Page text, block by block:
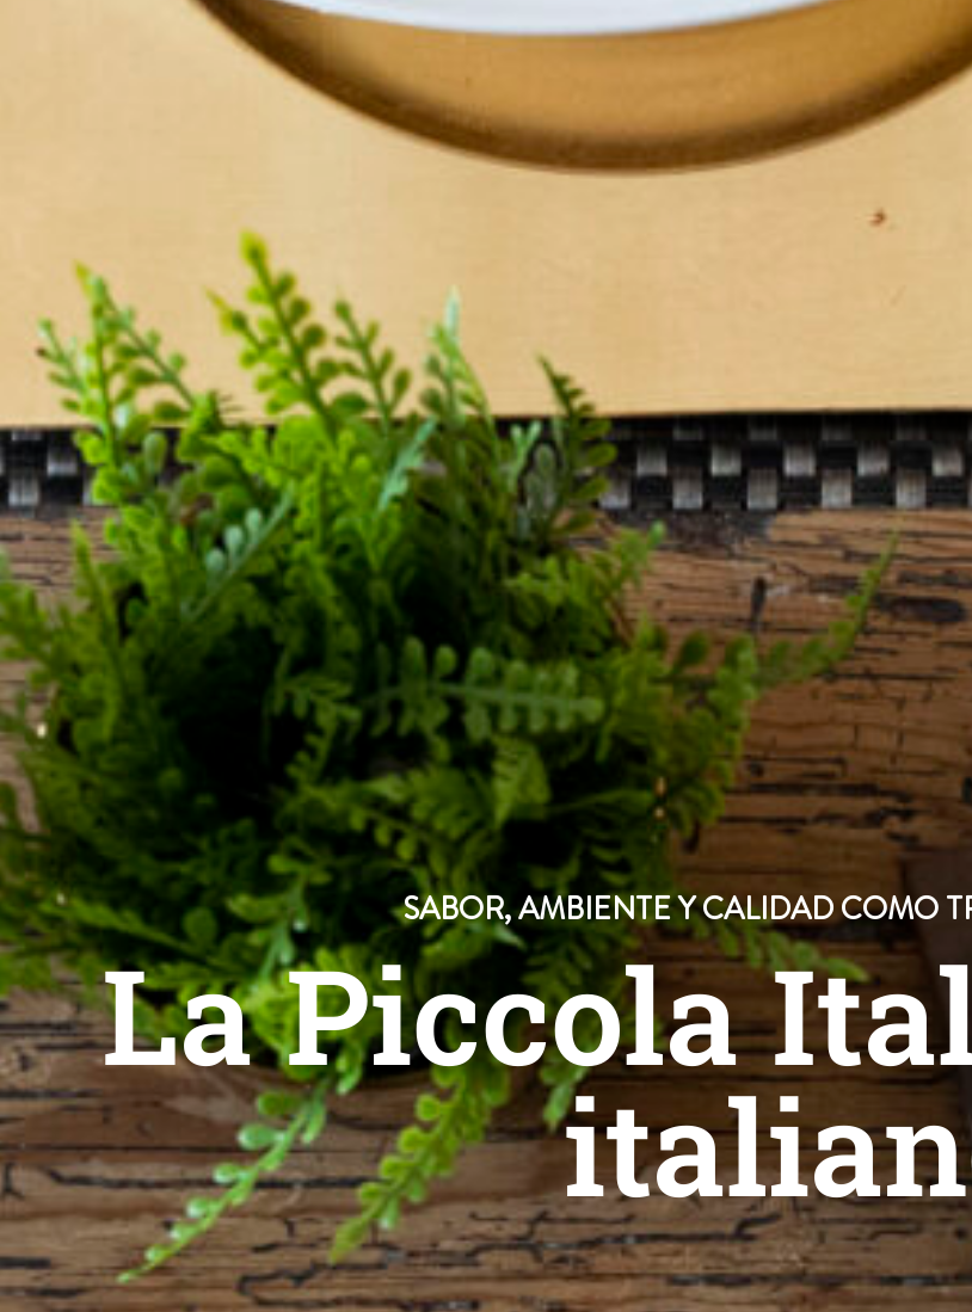
SABOR, AMBIENTE Y CALIDAD COMO
La Piccola